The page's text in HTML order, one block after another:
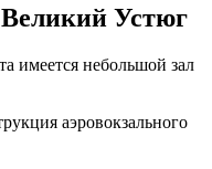
Устюг
имеется небольшой зал
аэровокзального